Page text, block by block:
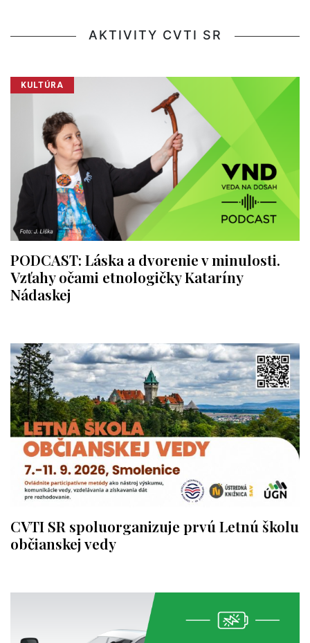
AKTIVITY CVTI SR
KULTÚRA
PODCAST: Láska a dvorenie v minulosti.
Vzťahy očami etnologičky Kataríny
Nádaskej
CVTI SR spoluorganizuje prvú Letnú školu
občianskej vedy